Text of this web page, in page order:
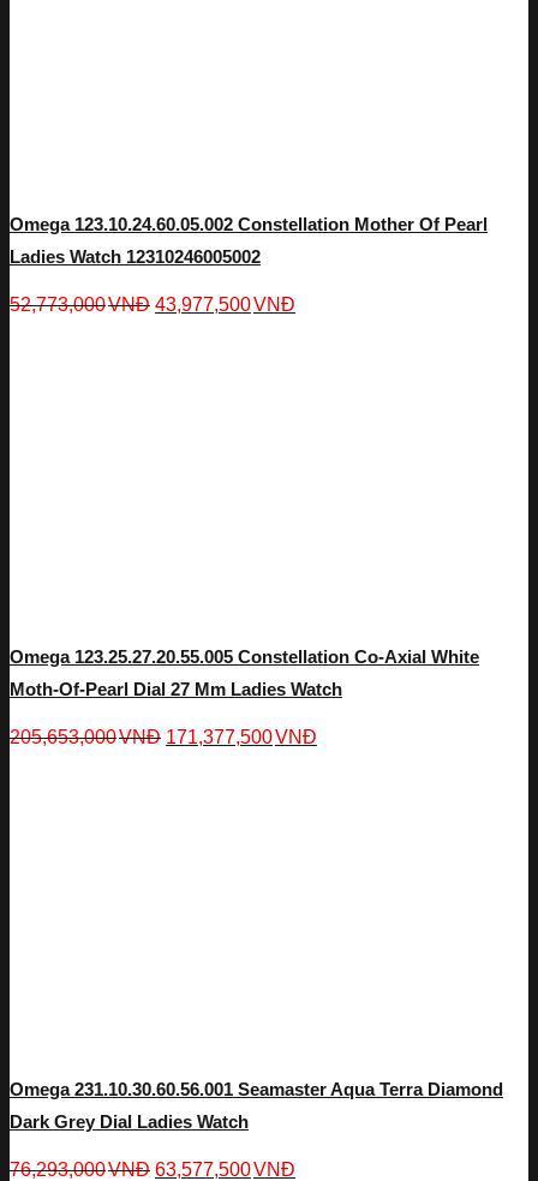
Omega 123.10.24.60.05.002 Constellation Mother Of Pearl
Ladies Watch 12310246005002
52,773,000VNĐ 43,977,500VNĐ
Omega 123.25.27.20.55.005 Constellation Co-Axial White
Moth-Of-Pearl Dial 27 Mm Ladies Watch
205,653,000VNĐ 171,377,500VNĐ
Omega 231.10.30.60.56.001 Seamaster Aqua Terra Diamond
Dark Grey Dial Ladies Watch
76,293,000VNĐ 63,577,500VNĐ